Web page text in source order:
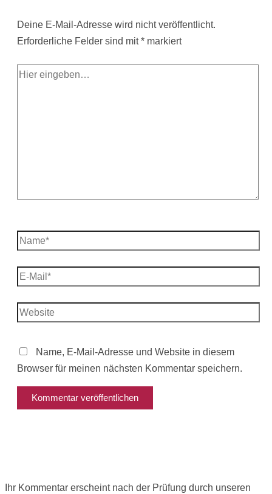
Deine E-Mail-Adresse wird nicht veröffentlicht.
Erforderliche Felder sind mit* markiert
Hier
Name*
E-
Mail*
Website
Name, E-Mail-Adresse und Website in diesem
Browser für meinen nächsten Kommentar speichern.
Ihr Kommentar erscheint nach der Prüfung durch unseren